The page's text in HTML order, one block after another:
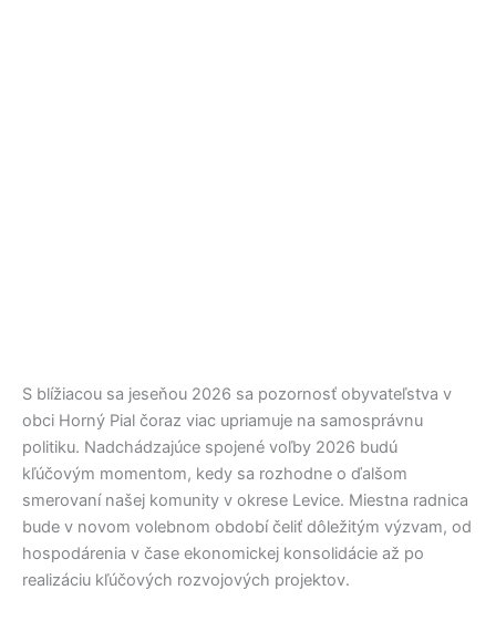
S blížiacou sa jeseňou 2026 sa pozornosť obyvateľstva v
obci Horný Pial čoraz viac upriamuje na samosprávnu
politiku. Nadchádzajúce spojené voľby 2026 budú
kľúčovým momentom, kedy sa rozhodne o ďalšom
smerovaní našej komunity v okrese Levice. Miestna radnica
bude v novom volebnom období čeliť dôležitým výzvam, od
hospodárenia v čase ekonomickej konsolidácie až po
realizáciu kľúčových rozvojových projektov.